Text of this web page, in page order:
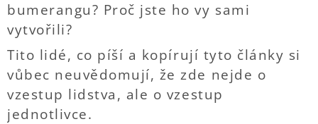
bumerangu? Proč jste ho vy sami
vytvořili?
Tito lidé, co píší a kopírují tyto články si
vůbec neuvědomují, že zde nejde o
vzestup lidstva, ale o vzestup
jednotlivce.